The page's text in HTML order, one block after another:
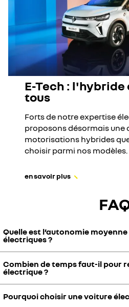
E-Tech :
tous
Forts de notre expertise
proposons désormais une
motorisations hybrides
choisir parmi nos modèles.
en savoir plus
Quelle est l’autonomie
électriques ?
La citadine Renault 5 E-Tech Electric
d'environ 410 kilomètres selon le cycle
SUV, Renault Scenic E-Tech Electric
d'environ 625 kilomètres selon le
Combien de temps faut-il pour
électrique ?
Le temps de recharge d'une voiture
Pourquoi choisir une voiture